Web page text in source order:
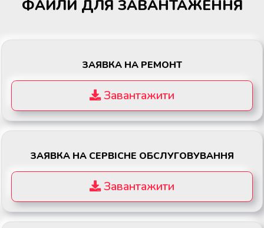
ФАЙЛИ ДЛЯ ЗАВАНТАЖЕННЯ
ЗАЯВКА НА РЕМОНТ
Завантажити
ЗАЯВКА НА СЕРВІСНЕ ОБСЛУГОВУВАННЯ
Завантажити